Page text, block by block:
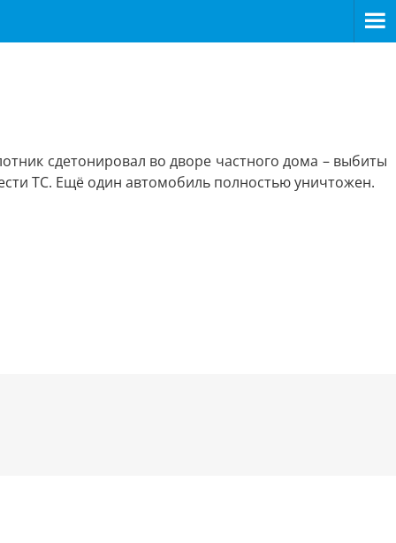
сдетонировал во дворе частного дома – выбиты
ТС. Ещё один автомобиль полностью уничтожен.